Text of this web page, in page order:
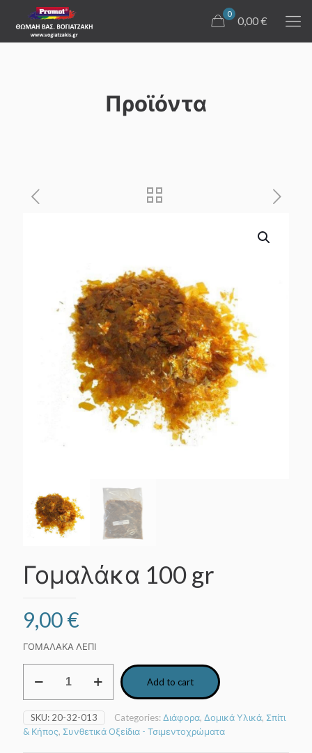
0
0,00 €
Προϊόντα
Γομαλάκα 100 gr
9,00€
ΓΟΜΑΛΑΚΑ ΛΕΠΙ
100
quantity
Add to cart
SKU: 20-32-013 Categories: Διάφορα, Δομικά Υλικά, Σπίτι
& Κήπος, Συνθετικά Οξείδια - Τσιμεντοχρώματα